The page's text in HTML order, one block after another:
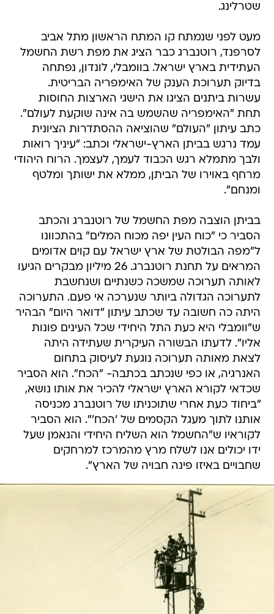
שטרלינג.
מעט לפני שנמתח קו המתח הראשון מתל אביב
לסרפנד, רוטנברג כבר הציג את מפת רשת החשמל
העתידית בארץ ישראל. בוומבלי, לונדון, נפתחה
בדיוק תערוכת הענק של האימפריה הבריטית.
עשרות ביתנים הציגו את הישגי הארצות החוסות
תחת "האימפריה שהשמש בה אינה שוקעת לעולם".
כתב עיתון "העולם" שהוציאה ההסתדרות הציונית
עמד נרגש בביתן הארץ-ישראלי וכתב: "עיניך רואות
ולבך מתמלא רגש הכבוד לעמך, לעצמך. הרוח היהודי
מרחף באוירו של הביתן, ממלא את ישותך ומלטף
ומנחם".
בביתן הוצבה מפת החשמל של רוטנברג והכתב
הסביר כי "כוח העין יפה מכוח המלים" בהתכוונו
ל"מפה הבולטת של ארץ ישראל עם קוים אדומים
המראים על תחנת רוטנברג. 26 מיליון מבקרים הגיעו
לאותה תערוכה שמשכה כשנתיים ושנחשבת
לתערוכה הגדולה ביותר שנערכה אי פעם. התערוכה
היתה כה חשובה עד שכתב עיתון "דואר היום" הבהיר
ש"וומבלי היא כעת התל היחידי שכל העינים פונות
אליו". לדעתו הבשורה העיקרית שעתידה היתה
לצאת מאותה תערוכה נוגעת לעיסוק בתחום
האנרגיה, או כפי שנכתב בכתבה- "הכח". הוא הסביר
שכדאי לקורא הארץ ישראלי להכיר את אותו נושא,
"ביחוד כעת אחרי שתוכניתו של רוטנברג מכניסה
אותנו לתוך מעגל הקסמים של 'הכח'". הוא הסביר
לקוראיו ש"החשמל הוא השליח היחידי והנאמן שעל
ידו יכולים אנו לשלח מרץ מהמרכז למרחקים
שחבויים באיזו פינה חבויה של הארץ".